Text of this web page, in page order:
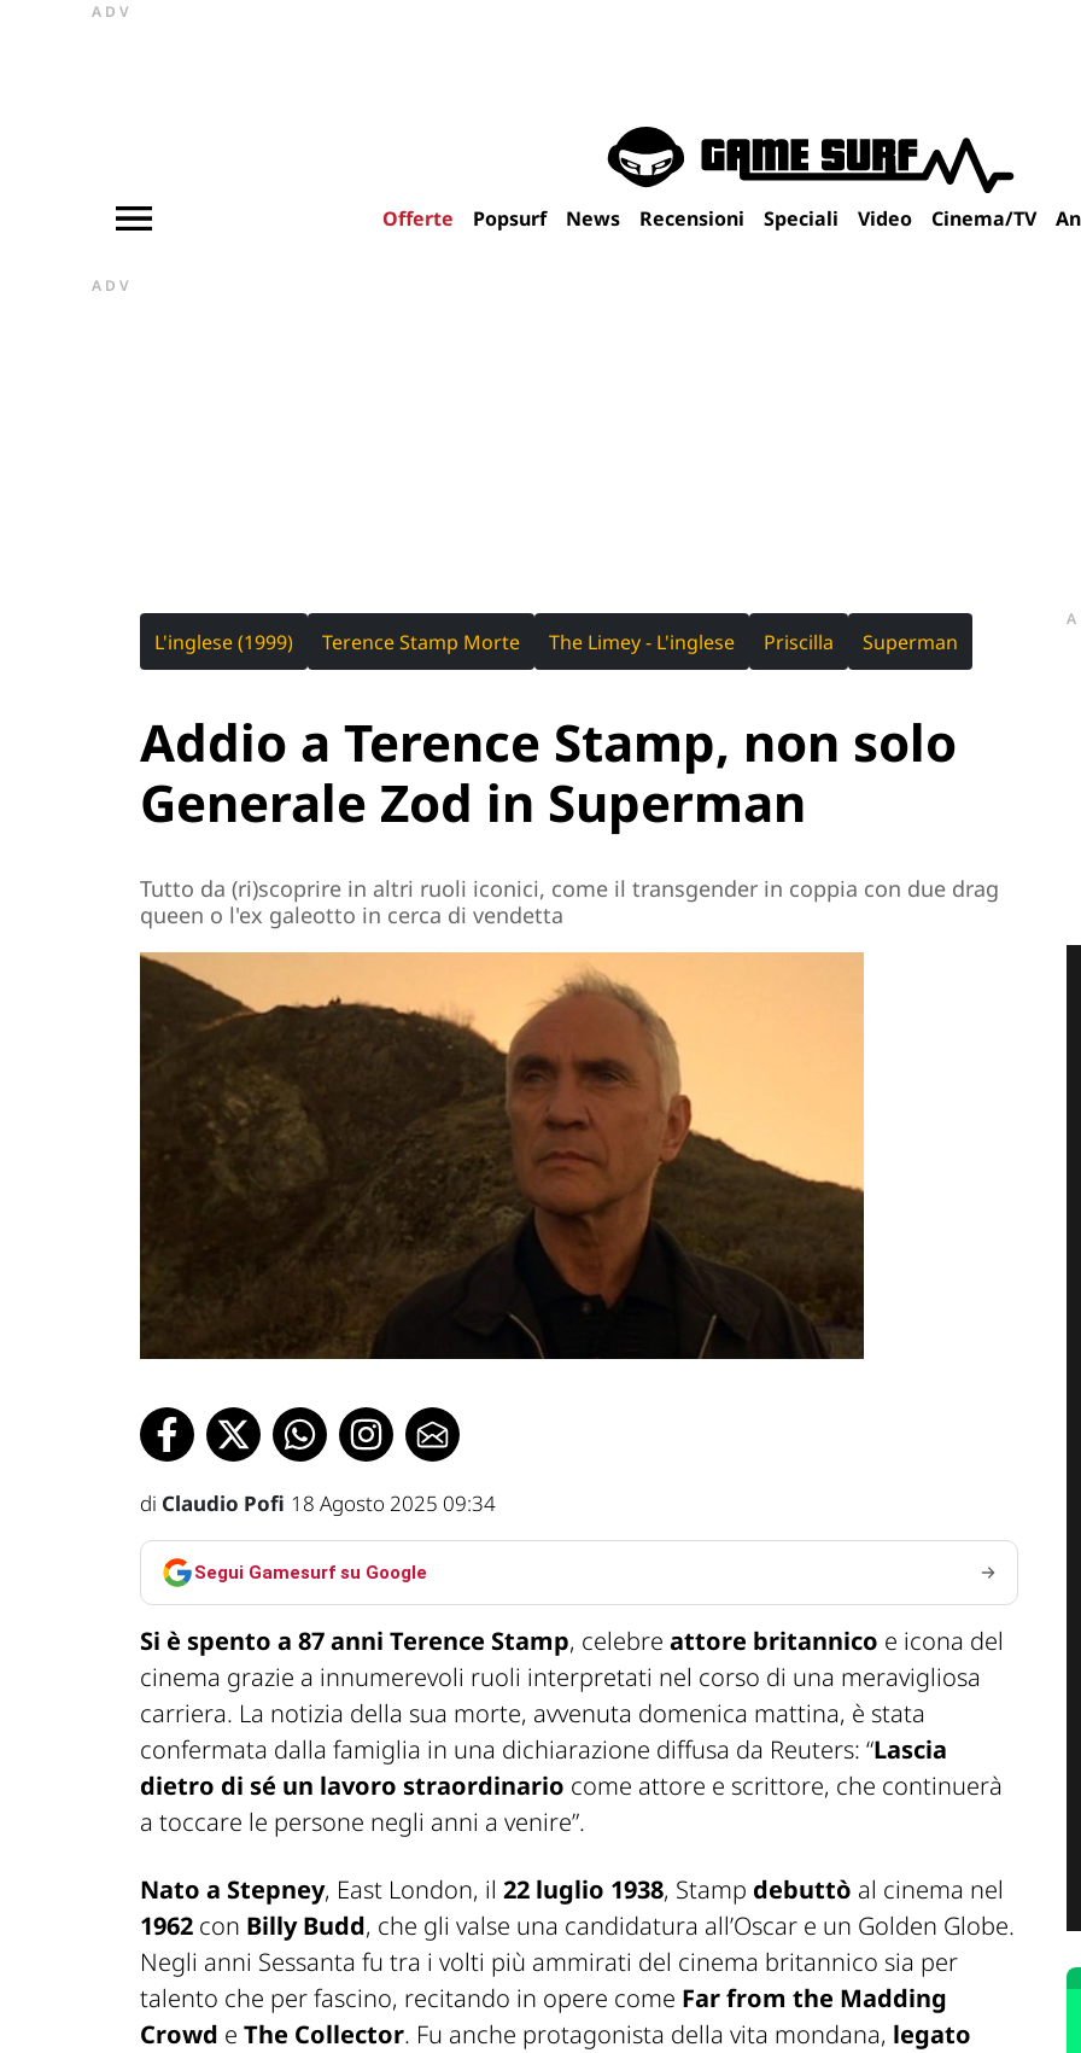
ADV
Offerte Popsurf News Recensioni Speciali Video Cinema/TV
ADV
L'inglese (1999) Terence Stamp Morte The Limey - L'inglese Priscilla Superman
Addio a Terence Stamp, non solo
Generale Zod in Superman
Tutto da (ri)scoprire in altri ruoli iconici, come il transgender in coppia con due drag
queen o l'ex galeotto in cerca di vendetta
di Claudio Pofi 18 Agosto 2025 09:34
Segui Gamesurf su Google
Si è spento a 87 anni Terence Stamp, celebre attore britannico e icona del
cinema grazie a innumerevoli ruoli interpretati nel corso di una meravigliosa
carriera. La notizia della sua morte, avvenuta domenica mattina, è stata
confermata dalla famiglia in una dichiarazione diffusa da Reuters: “Lascia
dietro di sé un lavoro straordinario come attore e scrittore, che continuerà
a toccare le persone negli anni a venire”.
Nato a Stepney, East London, il 22 luglio 1938, Stamp debuttò al cinema nel
1962 con Billy Budd, che gli valse una candidatura all’Oscar e un Golden Globe.
Negli anni Sessanta fu tra i volti più ammirati del cinema britannico sia per
talento che per fascino, recitando in opere come Far from the Madding
Crowd e The Collector. Fu anche protagonista della vita mondana, legato